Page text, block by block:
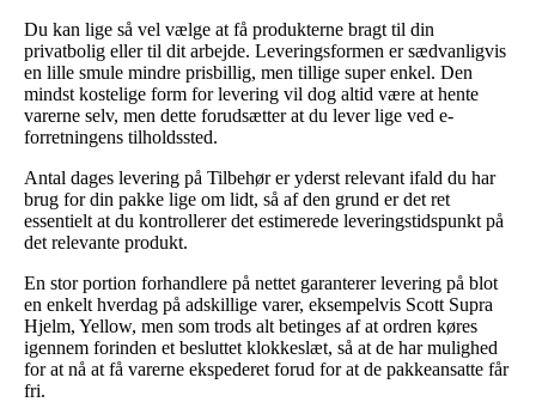
Du kan lige så vel vælge at få produkterne bragt til din
privatbolig eller til dit arbejde. Leveringsformen er sædvanligvis
en lille smule mindre prisbillig, men tillige super enkel. Den
mindst kostelige form for levering vil dog altid være at hente
varerne selv, men dette forudsætter at du lever lige ved e-
forretningens tilholdssted.
Antal dages levering på Tilbehør er yderst relevant ifald du har
brug for din pakke lige om lidt, så af den grund er det ret
essentielt at du kontrollerer det estimerede leveringstidspunkt på
det relevante produkt.
En stor portion forhandlere på nettet garanterer levering på blot
en enkelt hverdag på adskillige varer, eksempelvis Scott Supra
Hjelm, Yellow, men som trods alt betinges af at ordren køres
igennem forinden et besluttet klokkeslæt, så at de har mulighed
for at nå at få varerne ekspederet forud for at de pakkeansatte får
fri.